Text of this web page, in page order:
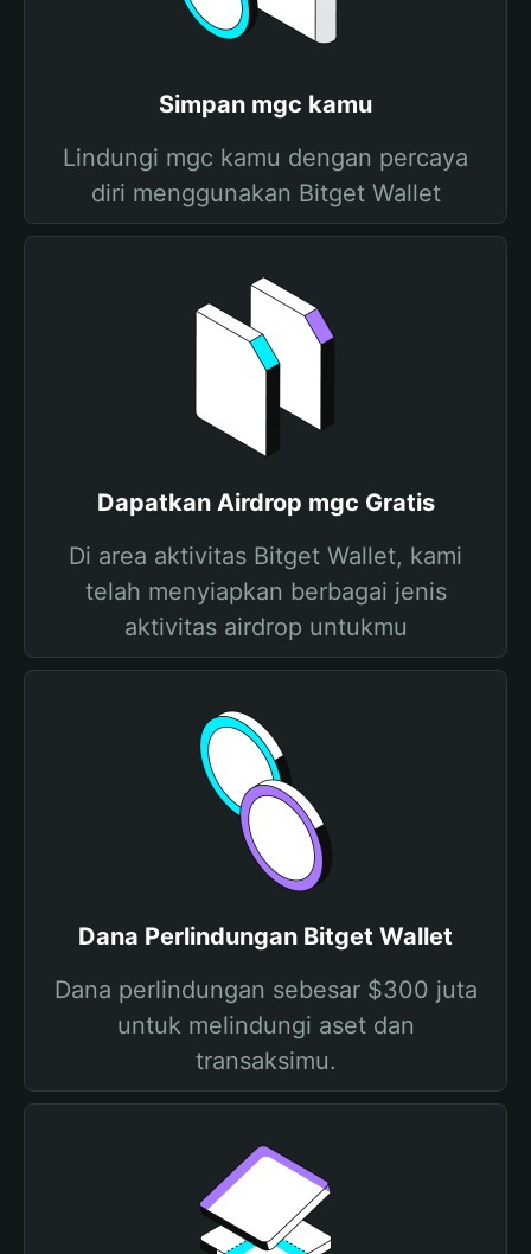
Simpan mgc kamu
Lindungi mgc kamu dengan percaya
diri menggunakan Bitget Wallet
Dapatkan Airdrop mgc Gratis
Di area aktivitas Bitget Wallet, kami
telah menyiapkan berbagai jenis
aktivitas airdrop untukmu
Dana Perlindungan Bitget Wallet
Dana perlindungan sebesar $300 juta
untuk melindungi aset dan
transaksimu.